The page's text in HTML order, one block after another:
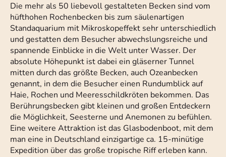
Die mehr als 50 liebevoll gestalteten Becken sind vom
hüfthohen Rochenbecken bis zum säulenartigen
Standaquarium mit Mikroskopeffekt sehr unterschiedlich
und gestatten dem Besucher abwechslungsreiche und
spannende Einblicke in die Welt unter Wasser. Der
absolute Höhepunkt ist dabei ein gläserner Tunnel
mitten durch das größte Becken, auch Ozeanbecken
genannt, in dem die Besucher einen Rundumblick auf
Haie, Rochen und Meeresschildkröten bekommen. Das
Berührungsbecken gibt kleinen und großen Entdeckern
die Möglichkeit, Seesterne und Anemonen zu befühlen.
Eine weitere Attraktion ist das Glasbodenboot, mit dem
man eine in Deutschland einzigartige ca. 15-minütige
Expedition über das große tropische Riff erleben kann.